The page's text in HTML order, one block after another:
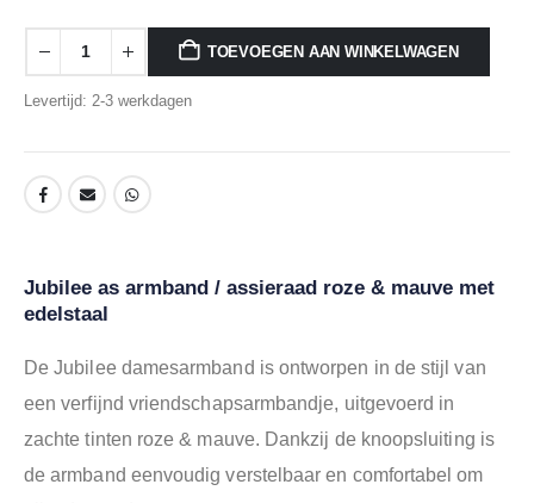
TOEVOEGEN AAN WINKELWAGEN
Levertijd: 2-3 werkdagen
Jubilee as armband / assieraad roze & mauve met
edelstaal
De Jubilee damesarmband is ontworpen in de stijl van
een verfijnd vriendschapsarmbandje, uitgevoerd in
zachte tinten roze & mauve. Dankzij de knoopsluiting is
de armband eenvoudig verstelbaar en comfortabel om